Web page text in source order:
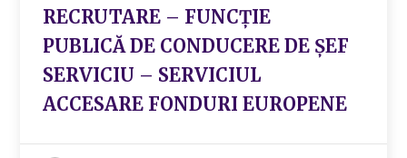
RECRUTARE – FUNCȚIE
PUBLICĂ DE CONDUCERE DE ȘEF
SERVICIU – SERVICIUL
ACCESARE FONDURI EUROPENE